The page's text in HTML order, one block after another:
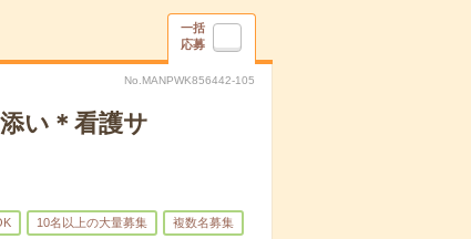
一括
応募
No.MANPWK856442-105
い＊看護サ
10名以上の大量募集 複数名募集